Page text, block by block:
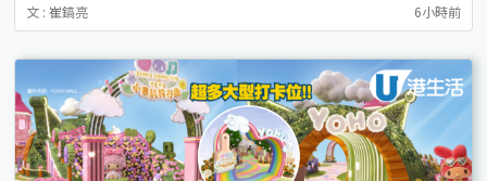
文 : 崔鎬亮 6小時前